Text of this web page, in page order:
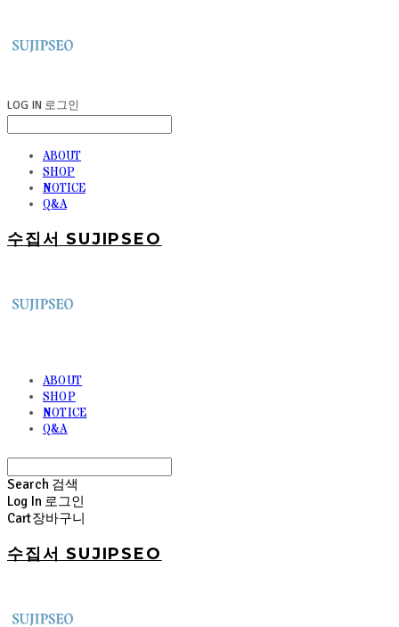
LOG IN 로그인
ABOUT
SHOP
NOTICE
Q&A
수집서 SUJIPSEO
ABOUT
SHOP
NOTICE
Q&A
Search 검색
Log In 로그인
Cart장바구니
수집서 SUJIPSEO